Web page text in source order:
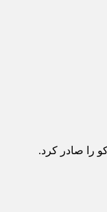
را صادر کرد.